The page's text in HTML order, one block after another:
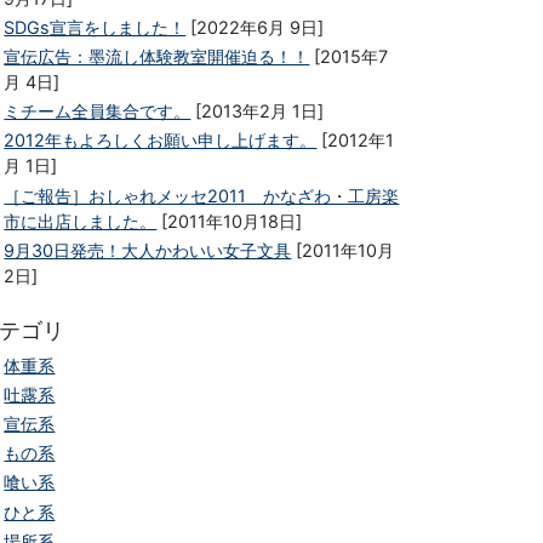
SDGs宣言をしました！
[2022年6月 9日]
宣伝広告：墨流し体験教室開催迫る！！
[2015年7
月 4日]
ミチーム全員集合です。
[2013年2月 1日]
2012年もよろしくお願い申し上げます。
[2012年1
月 1日]
［ご報告］おしゃれメッセ2011 かなざわ・工房楽
市に出店しました。
[2011年10月18日]
9月30日発売！大人かわいい女子文具 [2011年10月
2日]
ゴリ
体重系
吐露系
宣伝系
もの系
喰い系
ひと系